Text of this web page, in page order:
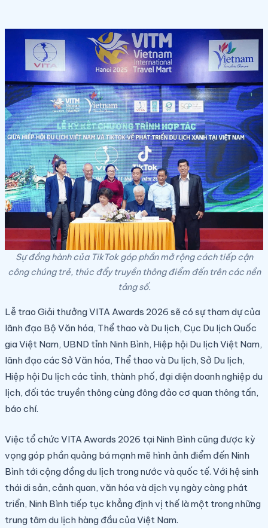
Sự đồng hành của TikTok góp phần mở rộng cách tiếp cận
công chúng trẻ, thúc đẩy truyền thông điểm đến trên các nền
tảng số.
Lễ trao Giải thưởng VITA Awards 2026 sẽ có sự tham dự của
lãnh đạo Bộ Văn hóa, Thể thao và Du lịch, Cục Du lịch Quốc
gia Việt Nam, UBND tỉnh Ninh Bình, Hiệp hội Du lịch Việt Nam,
lãnh đạo các Sở Văn hóa, Thể thao và Du lịch, Sở Du lịch,
Hiệp hội Du lịch các tỉnh, thành phố, đại diện doanh nghiệp du
lịch, đối tác truyền thông cùng đông đảo cơ quan thông tấn,
báo chí.
Việc tổ chức VITA Awards 2026 tại Ninh Bình cũng được kỳ
vọng góp phần quảng bá mạnh mẽ hình ảnh điểm đến Ninh
Bình tới cộng đồng du lịch trong nước và quốc tế. Với hệ sinh
thái di sản, cảnh quan, văn hóa và dịch vụ ngày càng phát
triển, Ninh Bình tiếp tục khẳng định vị thế là một trong những
trung tâm du lịch hàng đầu của Việt Nam.